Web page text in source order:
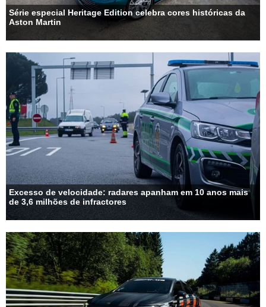
Série especial Heritage Edition celebra cores históricas da
Aston Martin
Excesso de velocidade: radares apanham em 10 anos mais
de 3,6 milhões de infractores